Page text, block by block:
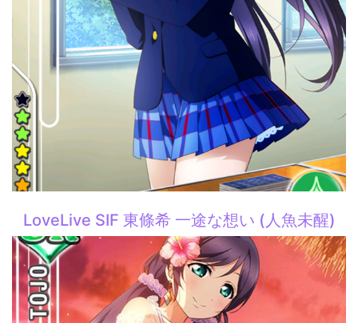
LoveLive SIF 東條希 一途な想い (人魚未醒)